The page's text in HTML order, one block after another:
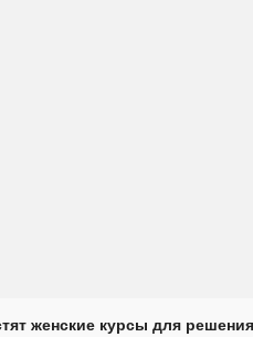
женские курсы для